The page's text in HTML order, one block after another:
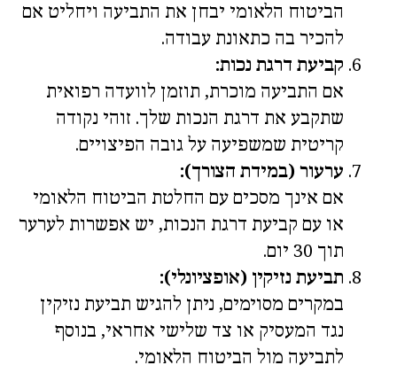
הביטוח הלאומי יבחן את התביעה ויחליט אם
להכיר בה כתאונת עבודה.
קביעת דרגת נכות:
אם התביעה מוכרת, תוזמן לוועדה רפואית
שתקבע את דרגת הנכות שלך. זוהי נקודה
קריטית שמשפיעה על גובה הפיצויים.
ערעור (במידת הצורך):
אם אינך מסכים עם החלטת הביטוח הלאומי
או עם קביעת דרגת הנכות, יש אפשרות לערער
תוך 30 יום.
תביעת נזיקין (אופציונלי):
במקרים מסוימים, ניתן להגיש תביעת נזיקין
נגד המעסיק או צד שלישי אחראי, בנוסף
לתביעה מול הביטוח הלאומי.